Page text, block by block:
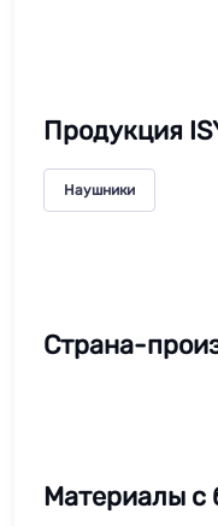
Продукция
Наушники
Страна-
Материалы с